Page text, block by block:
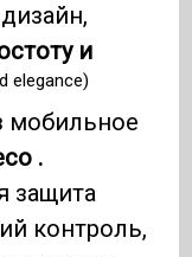
и
elegance)
мобильное
.
защита
контроль,